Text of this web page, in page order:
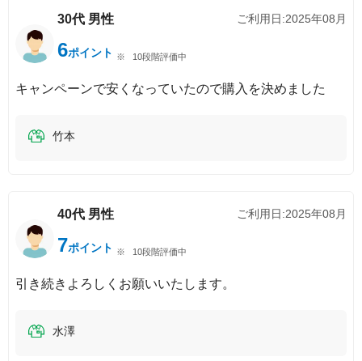
30代 男性 ご利用日:2025年08月
6ポイント 10段階評価中
キャンペーンで安くなっていたので購入を決めました
竹本
40代 男性 ご利用日:2025年08月
7ポイント 10段階評価中
引き続きよろしくお願いいたします。
水澤